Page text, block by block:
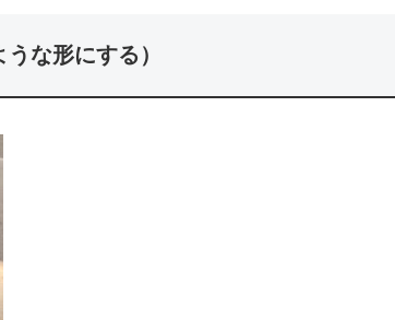
な形にする）